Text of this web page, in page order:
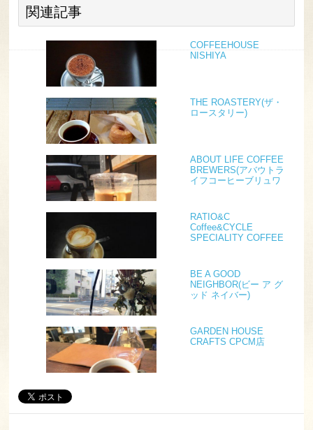
関連記事
COFFEEHOUSE
NISHIYA
THE ROASTERY(ザ・
ロースタリー)
ABOUT LIFE COFFEE
BREWERS(アバウトラ
イフコーヒーブリュワ
RATIO&C
Coffee&CYCLE
SPECIALITY COFFEE
BE A GOOD
NEIGHBOR(ビー ア グ
ッド ネイバー)
GARDEN HOUSE
CRAFTS CPCM店